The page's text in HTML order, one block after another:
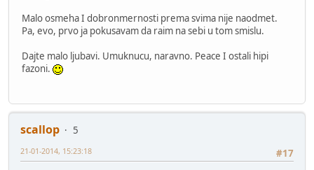
Malo osmeha I dobronmernosti prema svima nije naodmet.
Pa, evo, prvo ja pokusavam da raim na sebi u tom smislu.
Dajte malo ljubavi. Umuknucu, naravno. Peace I ostali hipi
fazoni.
scallop
5
#17
21-01-2014, 15:23:18